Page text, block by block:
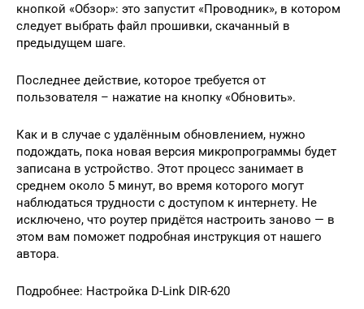
кнопкой «Обзор»: это запустит «Проводник», в котором
следует выбрать файл прошивки, скачанный в
предыдущем шаге.
Последнее действие, которое требуется от
пользователя – нажатие на кнопку «Обновить».
Как и в случае с удалённым обновлением, нужно
подождать, пока новая версия микропрограммы будет
записана в устройство. Этот процесс занимает в
среднем около 5 минут, во время которого могут
наблюдаться трудности с доступом к интернету. Не
исключено, что роутер придётся настроить заново — в
этом вам поможет подробная инструкция от нашего
автора.
Подробнее: Настройка D-Link DIR-620